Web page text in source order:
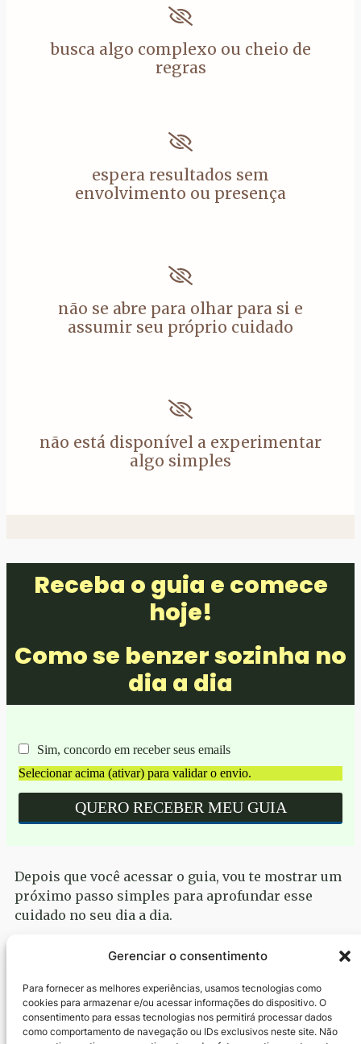
Gerenciar o consentimento
Para fornecer as melhores experiências, usamos tecnologias como
cookies para armazenar e/ou acessar informações do dispositivo. O
consentimento para essas tecnologias nos permitirá processar dados
como comportamento de navegação ou IDs exclusivos neste site. Não
busca algo complexo ou cheio de
regras
espera resultados sem
envolvimento ou presença
não se abre para olhar para si e
assumir seu próprio cuidado
não está disponível a experimentar
algo simples
Receba o guia e comece
hoje!
Como se benzer sozinha no
dia a dia
Depois que você acessar o guia, vou te mostrar um
próximo passo simples para aprofundar esse
cuidado no seu dia a dia.
Comece com o que é simples.